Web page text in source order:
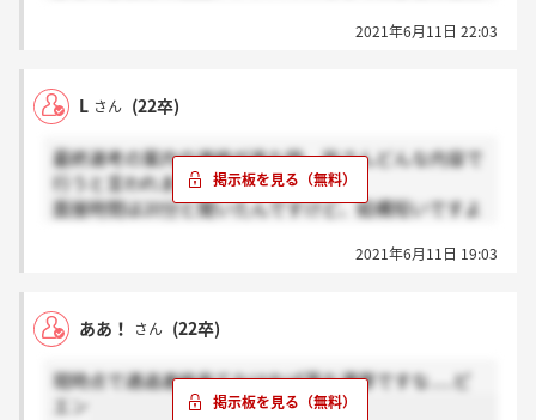
2021年6月11日 22:03
L さん (22卒)
最終選考の案内の連絡が来た時、皆さんどんな内容で
行うと言われました？
面接時間は20分と聞いたんですけど、結構短いですよ
2021年6月11日 19:03
ああ！ さん (22卒)
現時点で通過連絡来てなければ落ち濃厚ですな.....ピ
エン